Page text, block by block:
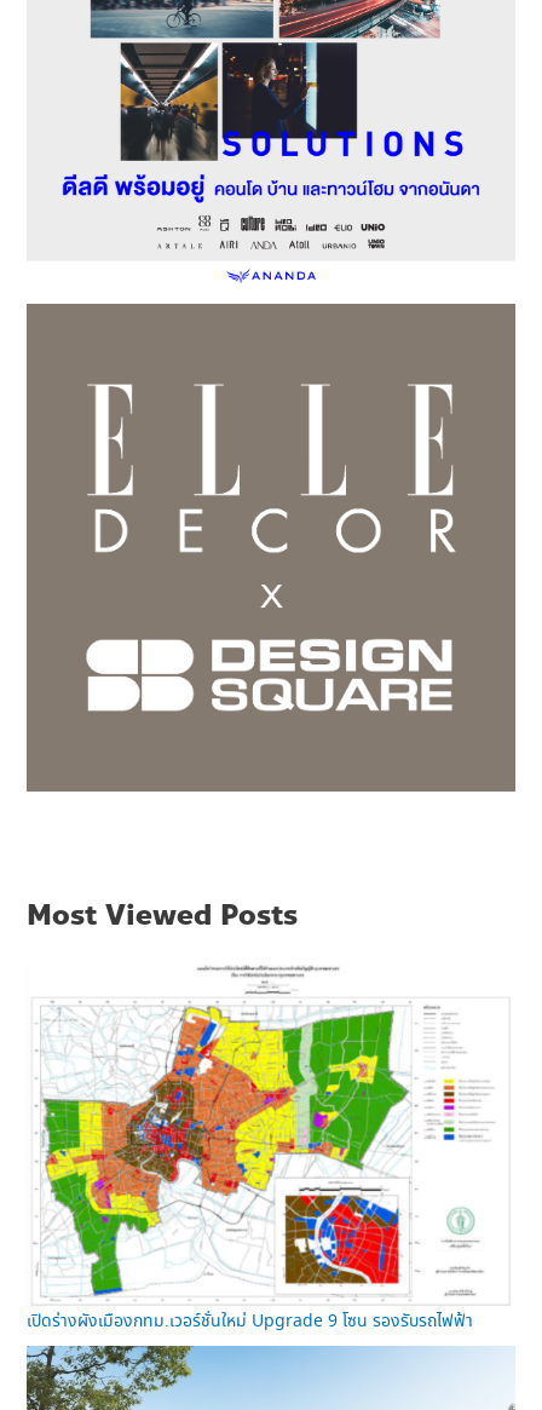
Most Viewed Posts
เปิดร่างผังเมืองกทม.เวอร์ชั่นใหม่ Upgrade 9 โซน รองรับรถไฟฟ้า